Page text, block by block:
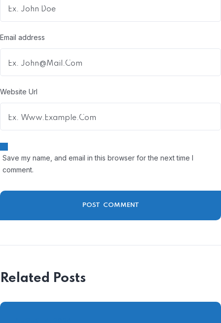
Email address
Website Url
Save my name, and email in this browser for the next time I
comment.
Related Posts